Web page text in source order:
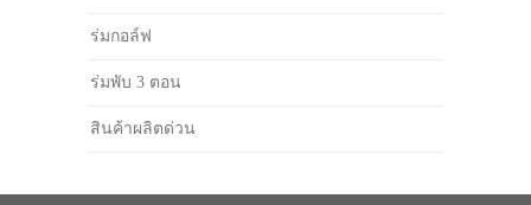
ร่มกอล์ฟ
ร่มพับ 3 ตอน
สินค้าผลิตด่วน